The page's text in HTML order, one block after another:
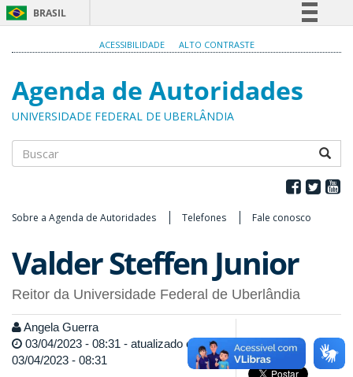
BRASIL
Participe
Acesso à informação
ACESSIBILIDADE ALTO CONTRASTE
Agenda de Autoridades
UNIVERSIDADE FEDERAL DE UBERLÂNDIA
Sobre a Agenda de Autoridades Telefones Fale conosco
Valder Steffen Junior
Reitor da Universidade Federal de Uberlândia
Angela Guerra
03/04/2023 - 08:31 - atualizado em
03/04/2023 - 08:31